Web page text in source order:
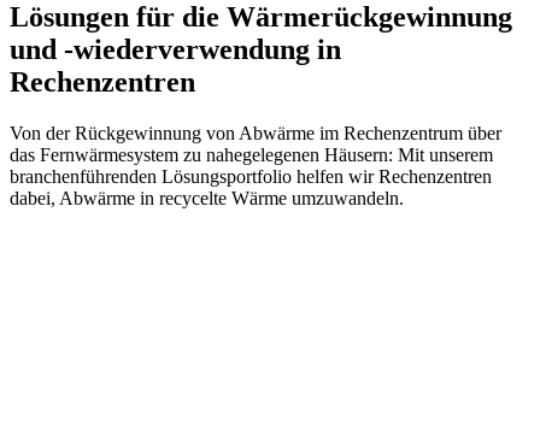
Lösungen für die Wärmerückgewinnung
und -wiederverwendung in
Rechenzentren
Von der Rückgewinnung von Abwärme im Rechenzentrum über
das Fernwärmesystem zu nahegelegenen Häusern: Mit unserem
branchenführenden Lösungsportfolio helfen wir Rechenzentren
dabei, Abwärme in recycelte Wärme umzuwandeln.